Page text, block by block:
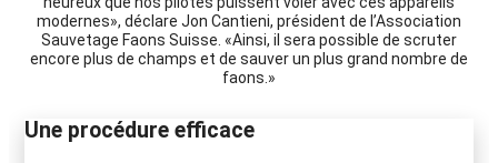
modernes», déclare Jon Cantieni, président de l’Association
Sauvetage Faons Suisse. «Ainsi, il sera possible de scruter
encore plus de champs et de sauver un plus grand nombre de
faons.»
Une procédure efficace